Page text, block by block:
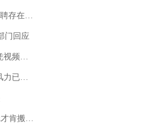
校长被停职
门回应
会回应
新研判
傻眼了……